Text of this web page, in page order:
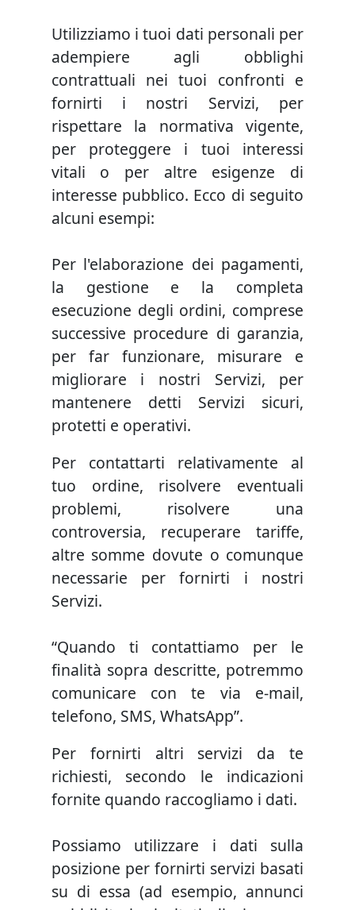
Utilizziamo i tuoi dati personali per
adempiere agli obblighi
contrattuali nei tuoi confronti e
fornirti i nostri Servizi, per
rispettare la normativa vigente,
per proteggere i tuoi interessi
vitali o per altre esigenze di
interesse pubblico. Ecco di seguito
alcuni esempi:
Per l'elaborazione dei pagamenti,
la gestione e la completa
esecuzione degli ordini, comprese
successive procedure di garanzia,
per far funzionare, misurare e
migliorare i nostri Servizi, per
mantenere detti Servizi sicuri,
protetti e operativi.
Per contattarti relativamente al
tuo ordine, risolvere eventuali
problemi, risolvere una
controversia, recuperare tariffe,
altre somme dovute o comunque
necessarie per fornirti i nostri
Servizi.
“Quando ti contattiamo per le
finalità sopra descritte, potremmo
comunicare con te via e-mail,
telefono, SMS, WhatsApp”.
Per fornirti altri servizi da te
richiesti, secondo le indicazioni
fornite quando raccogliamo i dati.
Possiamo utilizzare i dati sulla
posizione per fornirti servizi basati
su di essa (ad esempio, annunci